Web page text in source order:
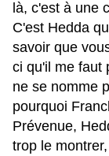
là, c'est à une
C'est Hedda
savoir que
ci qu'il me faut
ne se nomme
pourquoi
Prévenue,
trop le